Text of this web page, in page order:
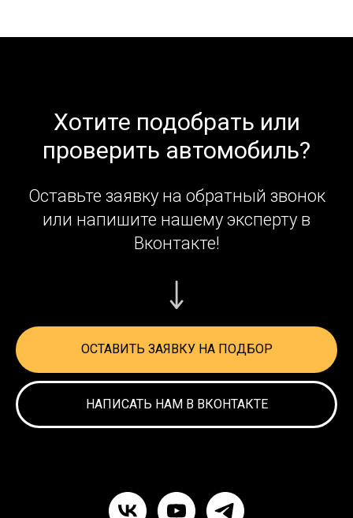
Хотите подобрать или
проверить автомобиль?
Оставьте заявку на обратный звонок
или напишите нашему эксперту в
Вконтакте!
ОСТАВИТЬ ЗАЯВКУ НА ПОДБОР
НАПИСАТЬ НАМ В ВКОНТАКТЕ